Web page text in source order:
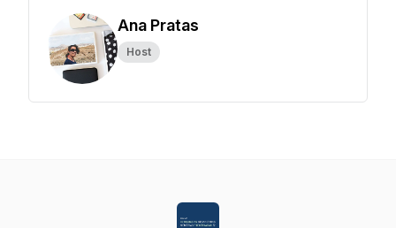
Ana Pratas
Host